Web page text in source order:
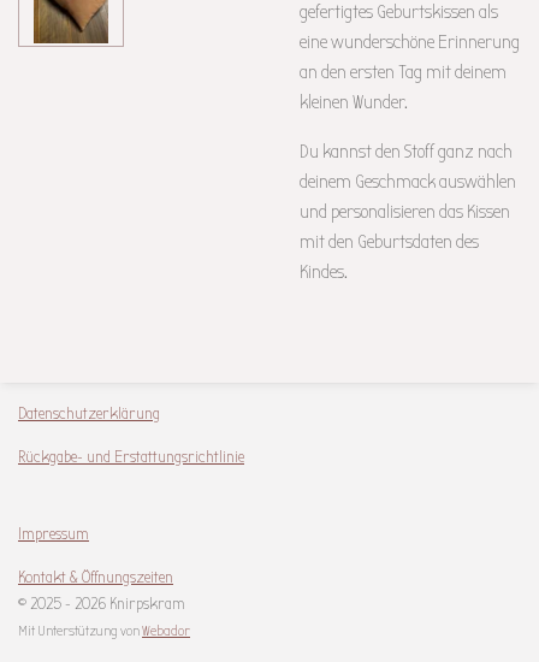
gefertigtes Geburtskissen als
eine wunderschöne Erinnerung
an den ersten Tag mit deinem
kleinen Wunder.
Du kannst den Stoff ganz nach
deinem Geschmack auswählen
und personalisieren das Kissen
mit den Geburtsdaten des
Kindes.
Datenschutzerklärung
Rückgabe- und Erstattungsrichtlinie
Impressum
Kontakt & Öffnungszeiten
© 2025 - 2026 Knirpskram
Mit Unterstützung vonWebador